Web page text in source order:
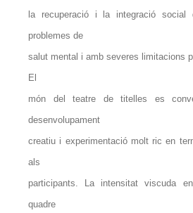
la recuperació i la integració social
problemes de
salut mental i amb severes limitacions
El
món del teatre de titelles es
desenvolupament
creatiu i experimentació molt ric en
als
participants. La intensitat viscuda
quadre